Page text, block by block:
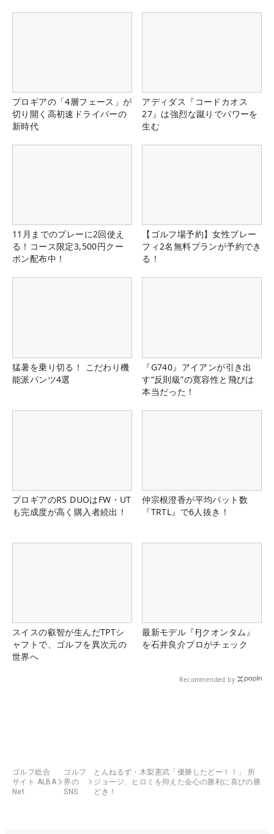
プロギアの「4層フェース」が
切り開く高初速ドライバーの
新時代
アディダス『コードカオス
27』は強烈な蹴りでパワーを
生む
11月までのプレーに2回使え
る！コース限定3,500円クー
ポン配布中！
【ゴルフ場予約】女性プレー
フィ2名無料プランが予約でき
る！
猛暑を乗り切る！ こだわり機
能派パンツ4選
『G740』アイアンが引き出
す“反則級”の寛容性と飛びは
本当だった！
プロギアのRS DUOはFW・UT
も完成度が高く購入者続出！
仲宗根澄香が平均パット数
『TRTL』で6人抜き！
スイスの叡智が生んだTPTシ
ャフトで、ゴルフを異次元の
世界へ
最新モデル『FJクオンタム』
を石井良介プロがチェック
Recommended by
ゴルフ総合
サイト ALBA
Net
ゴルフ
界の
SNS
とんねるず・木梨憲武「優勝したどー！！」 所
ジョージ、ヒロミを抑えた会心の勝利に喜びの勝
どき！